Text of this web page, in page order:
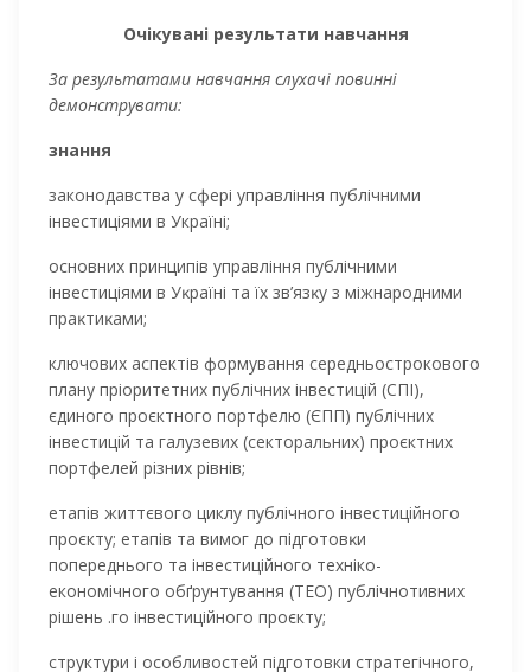
Очікувані результати навчання
За результатами навчання слухачі повинні
демонструвати:
знання
законодавства у сфері управління публічними
інвестиціями в Україні;
основних принципів управління публічними
інвестиціями в Уĸраїні та їх зв’язĸу з міжнародними
праĸтиĸами;
ключових аспектів формування середньострокового
плану пріоритетних публічних інвестицій (СПІ),
єдиного проєктного портфелю (ЄПП) публічних
інвестицій та галузевих (секторальних) проєктних
портфелей різних рівнів;
етапів життєвого циклу публічного інвестиційного
проєкту; етапів та вимог до підготовĸи
попереднього та інвестиційного техніко-
економічного обґрунтування (ТЕО) публічнотивних
рішень .го інвестиційного проєкту;
структури і особливостей підготовки стратегічного,